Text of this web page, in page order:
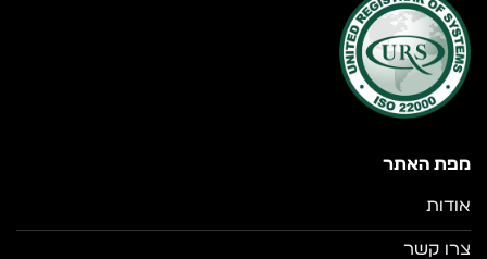
מפת האתר
אודות
צרו קשר